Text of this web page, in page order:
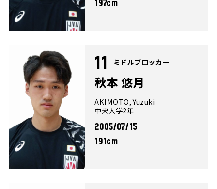
197cm
11 ミドルブロッカー
秋本 悠月
AKIMOTO, Yuzuki
中央大学2年
2005/07/15
191cm